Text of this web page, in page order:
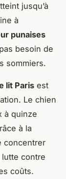
jusqu’à
à
punaises
besoin de
sommiers.
lit Paris est
Le chien
à quinze
à la
concentrer
contre
coûts.